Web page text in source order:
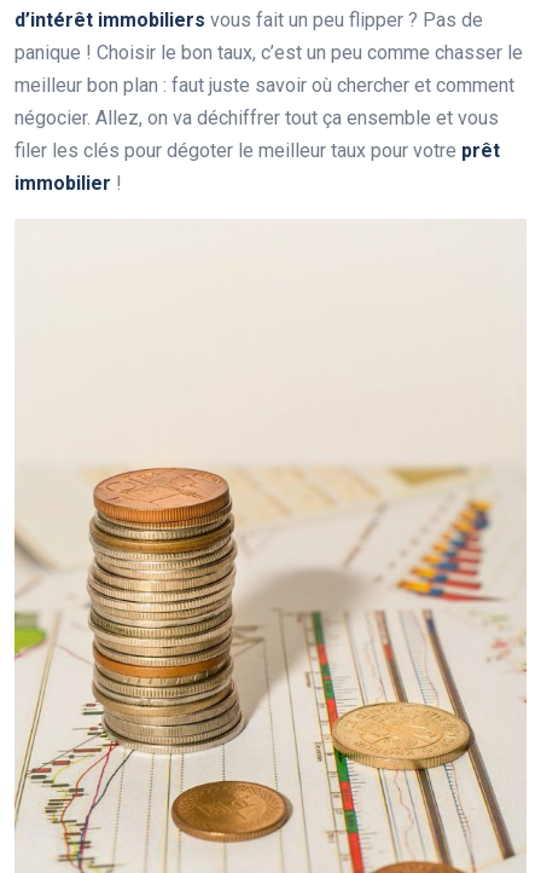
d’intérêt immobiliers vous fait un peu flipper ? Pas de
panique ! Choisir le bon taux, c’est un peu comme chasser le
meilleur bon plan : faut juste savoir où chercher et comment
négocier. Allez, on va déchiffrer tout ça ensemble et vous
filer les clés pour dégoter le meilleur taux pour votre prêt
immobilier !